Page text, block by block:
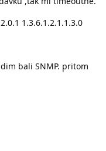
1.3.6.1.2.1.1.3.0
bali SNMP. pritom